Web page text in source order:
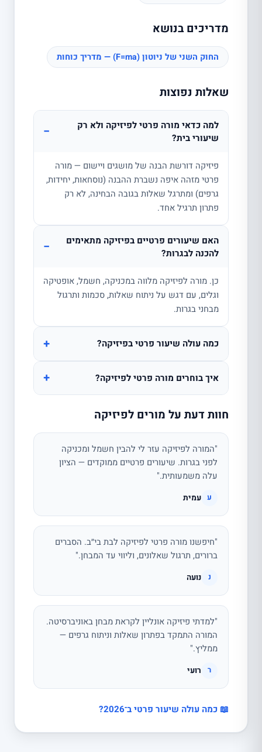
מדריכים בנושא
החוק השני של ניוטון (F=ma) — מדריך כוחות
שאלות נפוצות
למה כדאי מורה פרטי לפיזיקה ולא רק
שיעורי בית?
−
פיזיקה דורשת הבנה של מושגים ויישום — מורה
פרטי מזהה איפה נשברת ההבנה (נוסחאות, יחידות,
גרפים) ומתרגל שאלות בגובה הבחינה, לא רק
פתרון תרגיל אחד.
האם שיעורים פרטיים בפיזיקה מתאימים
להכנה לבגרות?
−
כן. מורה לפיזיקה מלווה במכניקה, חשמל, אופטיקה
וגלים, עם דגש על ניתוח שאלות, סכמות ותרגול
מבחני בגרות.
כמה עולה שיעור פרטי בפיזיקה? +
איך בוחרים מורה פרטי לפיזיקה? +
חוות דעת על מורים לפיזיקה
"המורה לפיזיקה עזר לי להבין חשמל ומכניקה
לפני בגרות. שיעורים פרטיים ממוקדים — הציון
עלה משמעותית."
ע עמית
"חיפשנו מורה פרטי לפיזיקה לבת בי״ב. הסברים
ברורים, תרגול שאלונים, וליווי עד המבחן."
נ נועה
"למדתי פיזיקה אונליין לקראת מבחן באוניברסיטה.
המורה התמקד בפתרון שאלות וניתוח גרפים —
ממליץ."
ר רועי
📖 כמה עולה שיעור פרטי ב־2026?